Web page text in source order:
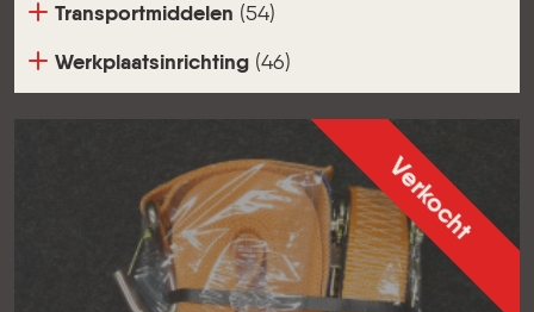
Transportmiddelen (54)
Werkplaatsinrichting (46)
Verkocht